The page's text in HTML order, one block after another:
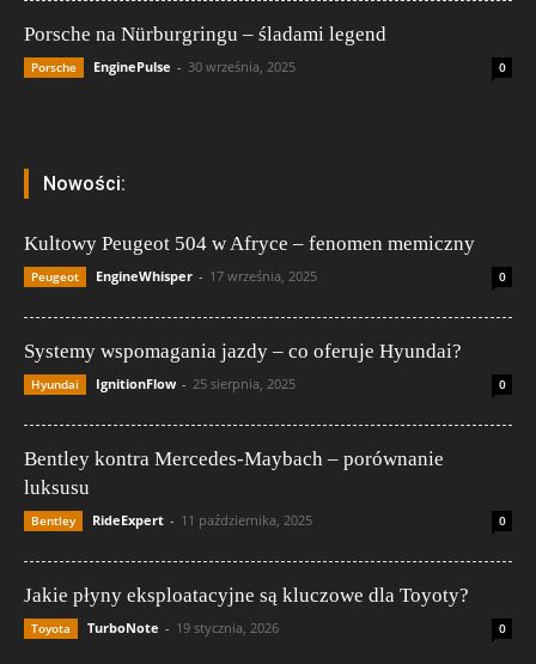
Porsche na Nürburgringu – śladami legend
Porsche EnginePulse - 30 września, 2025 0
Nowości:
Kultowy Peugeot 504 w Afryce – fenomen memiczny
Peugeot EngineWhisper - 17 września, 2025 0
Systemy wspomagania jazdy – co oferuje Hyundai?
Hyundai IgnitionFlow - 25 sierpnia, 2025 0
Bentley kontra Mercedes-Maybach – porównanie
luksusu
Bentley RideExpert - 11 października, 2025 0
Jakie płyny eksploatacyjne są kluczowe dla Toyoty?
Toyota TurboNote - 19 stycznia, 2026 0